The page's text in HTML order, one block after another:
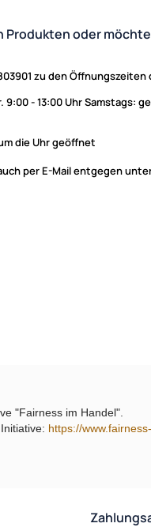
Produkten oder
zu den Öffnungszeiten
9:00 - 13:00 Uhr Samstags:
die Uhr geöffnet
per E-Mail entgegen
"Fairness im Handel".
https://